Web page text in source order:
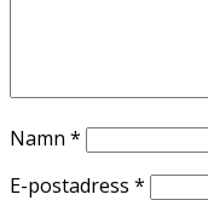
Namn *
E-postadress *